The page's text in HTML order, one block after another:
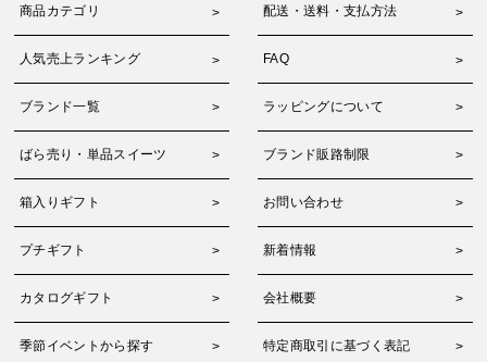
商品カテゴリ 配送・送料・支払方法
人気売上ランキング FAQ
ブランド一覧 ラッピングについて
ばら売り・単品スイーツ ブランド販路制限
箱入りギフト お問い合わせ
プチギフト 新着情報
カタログギフト 会社概要
季節イベントから探す 特定商取引に基づく表記